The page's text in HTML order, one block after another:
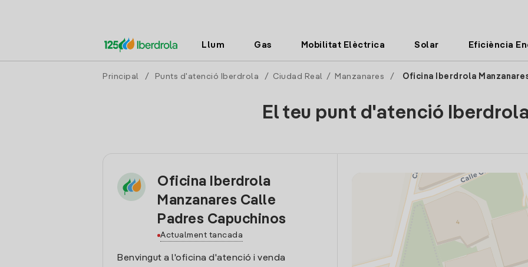
Llum Gas Mobilitat Elèctrica Solar Eficiència
Principal / Punts d'atenció Iberdrola / Ciudad Real / Manzanares / Oficina Iberdrola
El teu punt d'atenció
Oficina Iberdrola
Manzanares Calle
Padres Capuchinos
Actualment tancada
Benvingut a l'oficina d'atenció i venda